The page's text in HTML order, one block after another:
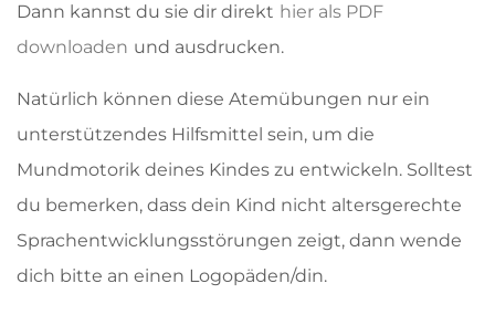
Dann kannst du sie dir direkt hier als PDF
downloaden und ausdrucken.
Natürlich können diese Atemübungen nur ein
unterstützendes Hilfsmittel sein, um die
Mundmotorik deines Kindes zu entwickeln. Solltest
du bemerken, dass dein Kind nicht altersgerechte
Sprachentwicklungsstörungen zeigt, dann wende
dich bitte an einen Logopäden/din.